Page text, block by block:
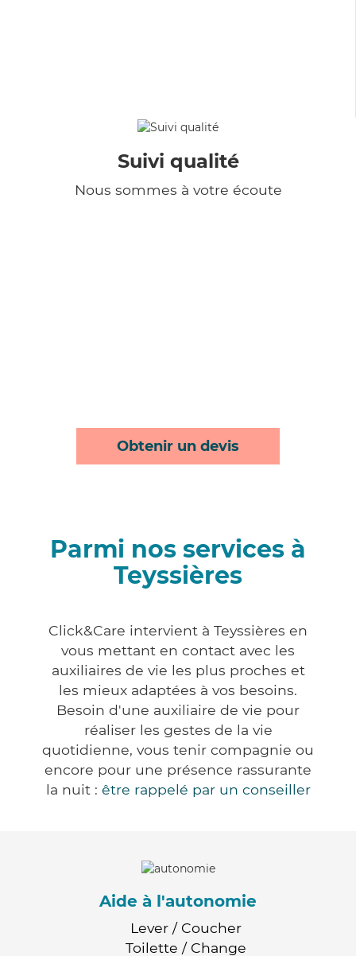
Suivi qualité
Nous sommes à votre écoute
Obtenir un devis
Parmi nos services à
Teyssières
Click&Care intervient à Teyssières en
vous mettant en contact avec les
auxiliaires de vie les plus proches et
les mieux adaptées à vos besoins.
Besoin d'une auxiliaire de vie pour
réaliser les gestes de la vie
quotidienne, vous tenir compagnie ou
encore pour une présence rassurante
la nuit : être rappelé par un conseiller
Aide à l'autonomie
Lever / Coucher
Toilette / Change